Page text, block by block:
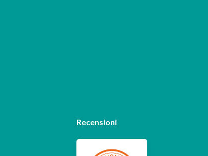
Recensioni